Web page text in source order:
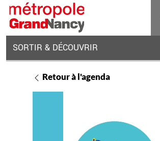
Gestion de vos préférences sur les cookies
SORTIR & DÉCOUVRIR
Retour à l'agenda